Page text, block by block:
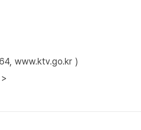
www.ktv.go.kr )